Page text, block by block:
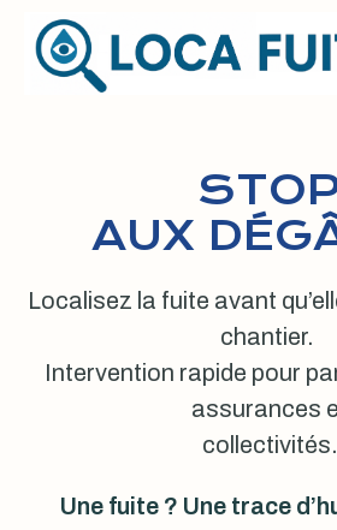
au
contenu
AUX
Localisez la fuite avant
chantier.
Intervention rapide pour
assurances
collectivités.
Une fuite ? Une trace